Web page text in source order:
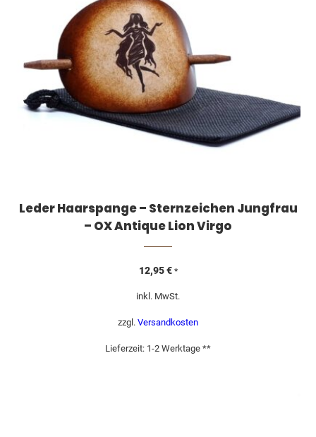
Leder Haarspange – Sternzeichen Jungfrau
– OX Antique Lion Virgo
12,95€ *
inkl. MwSt.
zzgl. Versandkosten
Lieferzeit: 1-2 Werktage **